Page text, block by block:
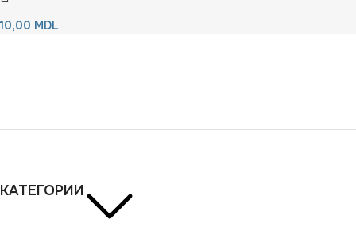
10,00 MDL
КАТЕГОРИИ